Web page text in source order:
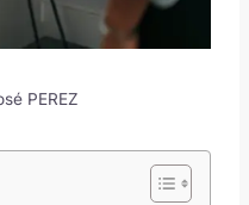
PEREZ